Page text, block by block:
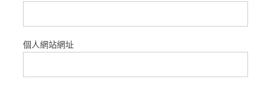
個人網站網址